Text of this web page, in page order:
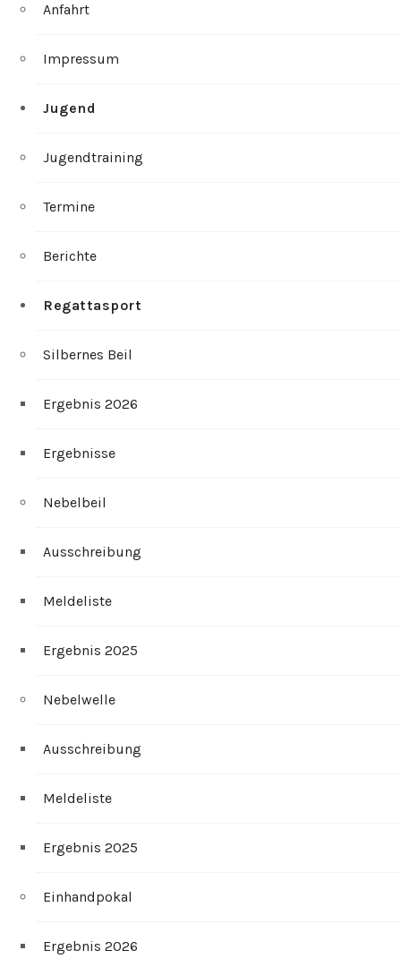
Anfahrt
Impressum
Jugend
Jugendtraining
Termine
Berichte
Regattasport
Silbernes Beil
Ergebnis 2026
Ergebnisse
Nebelbeil
Ausschreibung
Meldeliste
Ergebnis 2025
Nebelwelle
Ausschreibung
Meldeliste
Ergebnis 2025
Einhandpokal
Ergebnis 2026